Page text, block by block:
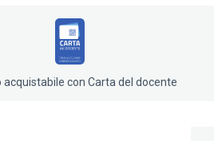
acquistabile con Carta del docente